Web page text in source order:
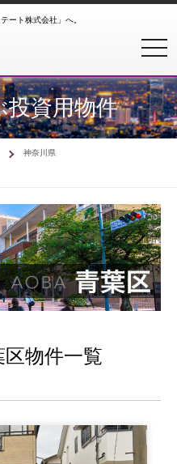
ート株式会社」へ。
投資用物件
神奈川県
物件一覧